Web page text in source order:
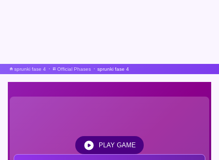
sprunki fase 4 Official Phases sprunki fase 4
PLAY GAME